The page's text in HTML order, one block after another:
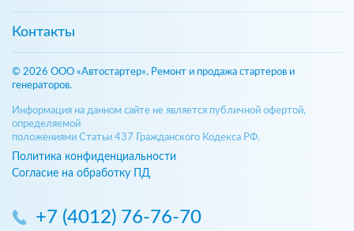
Контакты
© 2026 ООО «Автостартер». Ремонт и продажа стартеров и
генераторов.
Информация на данном сайте не является публичной офертой,
определяемой
положениями Статьи 437 Гражданского Кодекса РФ.
Политика конфиденциальности
Согласие на обработку ПД
+7 (4012) 76-76-70